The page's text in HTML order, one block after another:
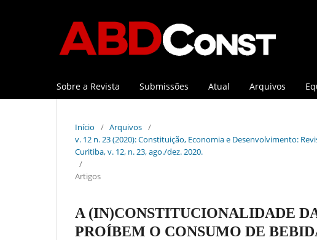
Sobre a Revista Submissões Atual Arquivos
Início / Arquivos /
v. 12 n. 23 (2020): Constituição, Economia e Desenvolvimento:
Curitiba, v. 12, n. 23, ago./dez. 2020.
/
Artigos
A (IN)CONSTITUCIONALIDADE
PROÍBEM O CONSUMO DE